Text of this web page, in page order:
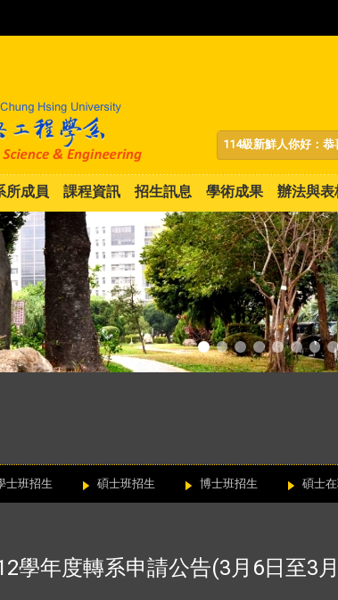
114級新鮮人你好：恭
所成員 課程資訊 招生訊息 學術成果 辦法與表
士班招生 碩士班招生 博士班招生 碩士
學年度轉系申請公告(3月6日至3